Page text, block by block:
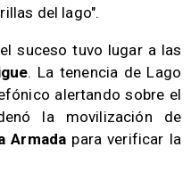
del lago".
suceso tuvo lugar a las
. La tenencia de Lago
alertando sobre el
la movilización de
Armada para verificar la